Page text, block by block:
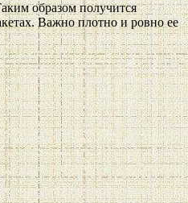
образом получится
Важно плотно и ровно ее